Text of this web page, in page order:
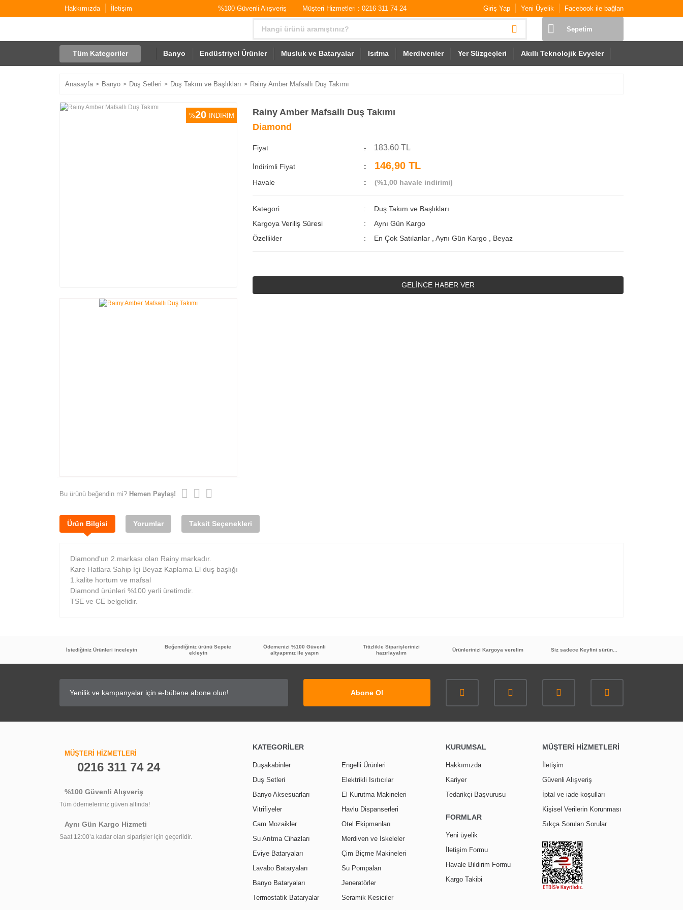
Hakkımızda İletişim %100 Güvenli Alışveriş Müşteri Hizmetleri : 0216 311 74 24 Giriş Yap Yeni Üyelik Facebook ile bağlan
Sepetim
Tüm Kategoriler Banyo Endüstriyel Ürünler Musluk ve Bataryalar Isıtma Merdivenler Yer Süzgeçleri Akıllı Teknolojik Evyeler
Anasayfa Banyo Duş Setleri Duş Takım ve Başlıkları Rainy Amber Mafsallı Duş Takımı
%20 İNDİRİM
Bu ürünü beğendin mi? Hemen Paylaş!
Rainy Amber Mafsallı Duş Takımı
Diamond
Fiyat 183,60 TL
İndirimli Fiyat 146,90 TL
Havale (%1,00 havale indirimi)
Kategori
Duş Takım ve Başlıkları
Kargoya Veriliş Süresi
Aynı Gün Kargo
Özellikler
En Çok Satılanlar Aynı Gün Kargo Beyaz
GELİNCE HABER VER
Ürün Bilgisi Yorumlar Taksit Seçenekleri
Diamond'un 2.markası olan Rainy markadır.
Kare Hatlara Sahip İçi Beyaz Kaplama El duş başlığı
1.kalite hortum ve mafsal
Diamond ürünleri %100 yerli üretimdir.
TSE ve CE belgelidir.
Bu ürüne ilk yorumu siz yapın!
Yorum Yaz
İstediğiniz Ürünleri inceleyin
Beğendiğiniz ürünü Sepete
ekleyin
Ödemenizi %100 Güvenli
altyapımız ile yapın
Titizlikle Siparişlerinizi
hazırlayalım
Ürünlerinizi Kargoya verelim Siz sadece Keyfini sürün...
Abone Ol
MÜŞTERİ HİZMETLERİ
0216 311 74 24
%100 Güvenli Alışveriş
Tüm ödemeleriniz güven altında!
Aynı Gün Kargo Hizmeti
Saat 12:00’a kadar olan siparişler için geçerlidir.
KATEGORİLER
Duşakabinler
Duş Setleri
Banyo Aksesuarları
Vitrifiyeler
Cam Mozaikler
Su Arıtma Cihazları
Eviye Bataryaları
Lavabo Bataryaları
Banyo Bataryaları
Termostatik Bataryalar
Engelli Ürünleri
Elektrikli Isıtıcılar
El Kurutma Makineleri
Havlu Dispanserleri
Otel Ekipmanları
Merdiven ve İskeleler
Çim Biçme Makineleri
Su Pompaları
Jeneratörler
Seramik Kesiciler
KURUMSAL
Hakkımızda
Kariyer
Tedarikçi Başvurusu
FORMLAR
Yeni üyelik
İletişim Formu
Havale Bildirim Formu
Kargo Takibi
MÜŞTERİ HİZMETLERİ
İletişim
Güvenli Alışveriş
İptal ve iade koşulları
Kişisel Verilerin Korunması
Sıkça Sorulan Sorular